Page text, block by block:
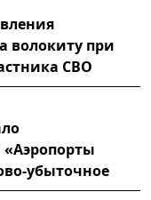
волокиту при
СВО
убыточное